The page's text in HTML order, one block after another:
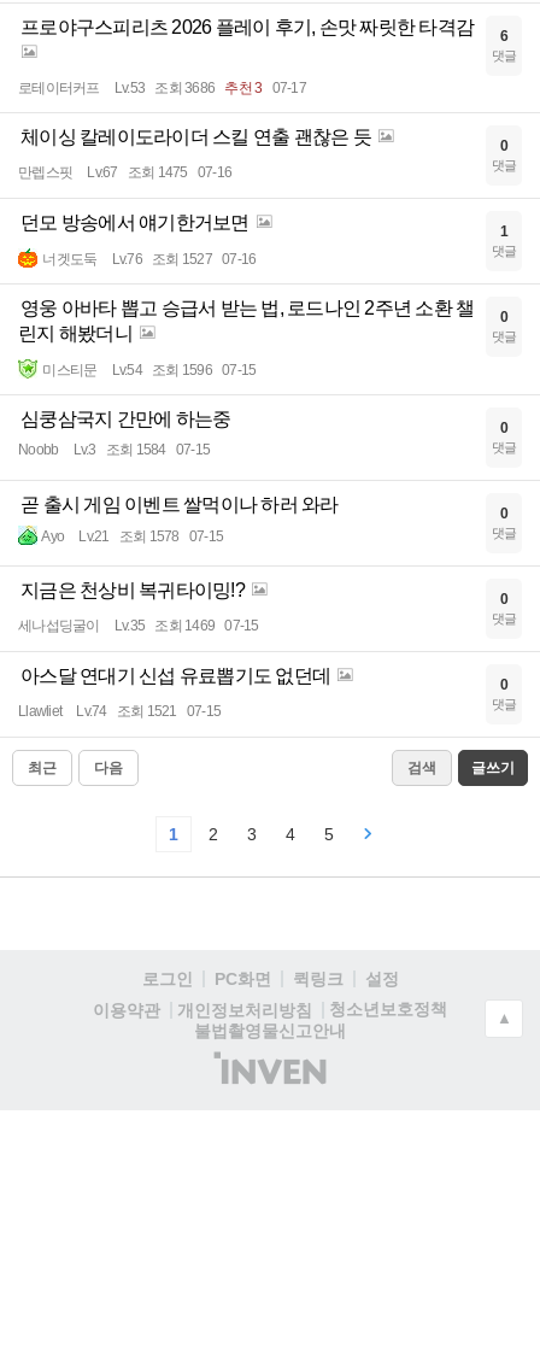
프로야구스피리츠 2026 플레이 후기, 손맛 짜릿한 타격감
로테이터커프 Lv.53 조회 3686 추천 3 07-17
6
댓글
체이싱 칼레이도라이더 스킬 연출 괜찮은 듯
만렙스핏 Lv.67 조회 1475 07-16
0
댓글
던모 방송에서 얘기한거보면
너겟도둑 Lv.76 조회 1527 07-16
1
댓글
영웅 아바타 뽑고 승급서 받는 법, 로드나인 2주년 소환 챌
린지 해봤더니
미스티문 Lv.54 조회 1596 07-15
0
댓글
심쿵삼국지 간만에 하는중
Noobb Lv.3 조회 1584 07-15
0
댓글
곧 출시 게임 이벤트 쌀먹이나 하러 와라
Ayo Lv.21 조회 1578 07-15
0
댓글
지금은 천상비 복귀타이밍!?
세나섭딩굴이 Lv.35 조회 1469 07-15
0
댓글
아스달 연대기 신섭 유료뽑기도 없던데
Llawliet Lv.74 조회 1521 07-15
0
댓글
최근 다음 검색 글쓰기
1 2 3 4 5
로그인 PC화면 퀵링크
설정
이용약관
개인정보처리방침
청소년보호정책
불법촬영물신고안내
(주)
인
▲